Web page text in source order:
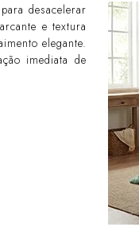
desacelerar
e textura
elegante.
imediata de